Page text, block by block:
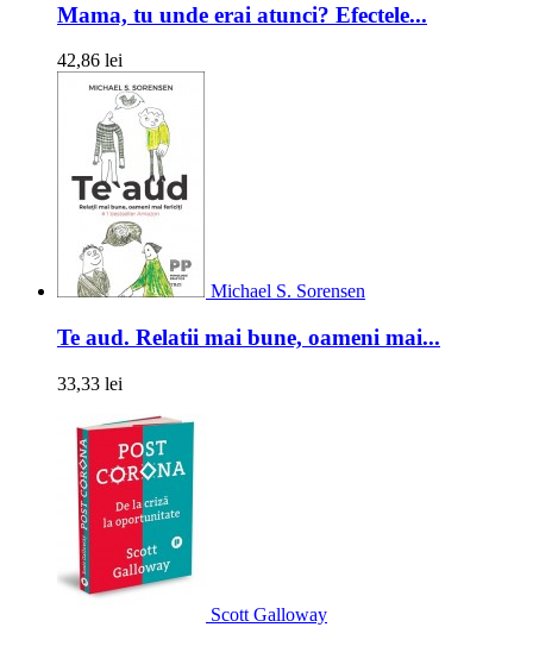
Mama, tu unde erai atunci? Efectele...
42,86 lei
Michael S. Sorensen
Te aud. Relatii mai bune, oameni mai...
33,33 lei
Scott Galloway